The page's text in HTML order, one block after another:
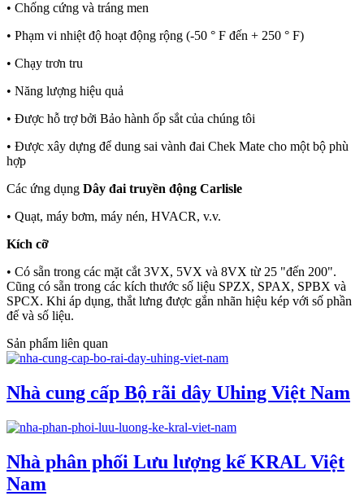
• Chống cứng và tráng men
• Phạm vi nhiệt độ hoạt động rộng (-50 ° F đến + 250 ° F)
• Chạy trơn tru
• Năng lượng hiệu quả
• Được hỗ trợ bởi Bảo hành ốp sắt của chúng tôi
• Được xây dựng để dung sai vành đai Chek Mate cho một bộ phù
hợp
Các ứng dụng Dây đai truyền động Carlisle
• Quạt, máy bơm, máy nén, HVACR, v.v.
Kích cỡ
• Có sẵn trong các mặt cắt 3VX, 5VX và 8VX từ 25 "đến 200".
Cũng có sẵn trong các kích thước số liệu SPZX, SPAX, SPBX và
SPCX. Khi áp dụng, thắt lưng được gắn nhãn hiệu kép với số phần
đế và số liệu.
Sản phẩm liên quan
Nhà cung cấp Bộ rãi dây Uhing Việt Nam
Nhà phân phối Lưu lượng kế KRAL Việt
Nam